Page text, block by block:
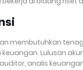
membutuhkan
Lulusan
analis